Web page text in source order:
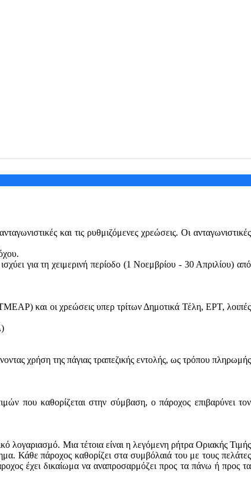
και τις ρυθμιζόμενες χρεώσεις. Οι ανταγωνιστικές
για τη χειμερινή περίοδο (1 Νοεμβρίου - 30 Απριλίου) από
και οι χρεώσεις υπερ τρίτων Δημοτικά Τέλη, ΕΡΤ, λοιπές
χρήση της πάγιας τραπεζικής εντολής, ως τρόπου πληρωμής
που καθορίζεται στην σύμβαση, ο πάροχος επιβαρύνει τον
λογαριασμό. Μια τέτοια είναι η λεγόμενη ρήτρα Οριακής Τιμής
Κάθε πάροχος καθορίζει στα συμβόλαιά του με τους πελάτες
έχει δικαίωμα να αναπροσαρμόζει προς τα πάνω ή προς τα